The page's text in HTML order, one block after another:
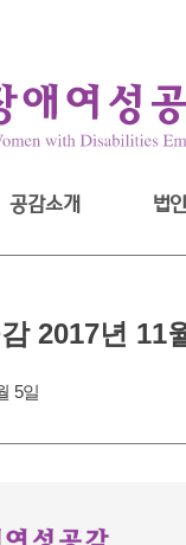
공감소개 법
2017년 11
5일